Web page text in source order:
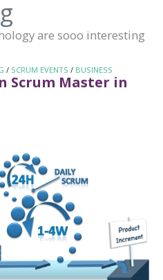
are sooo interesting
/ SCRUM EVENTS / BUSINESS
Scrum Master in